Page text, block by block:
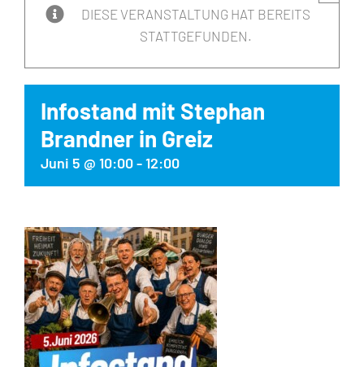
DIESE VERANSTALTUNG HAT BEREITS
STATTGEFUNDEN.
Infostand mit Stephan
Brandner in Greiz
Juni 5 @ 10:00-12:00